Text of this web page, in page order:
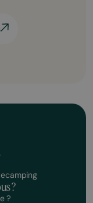
?
?